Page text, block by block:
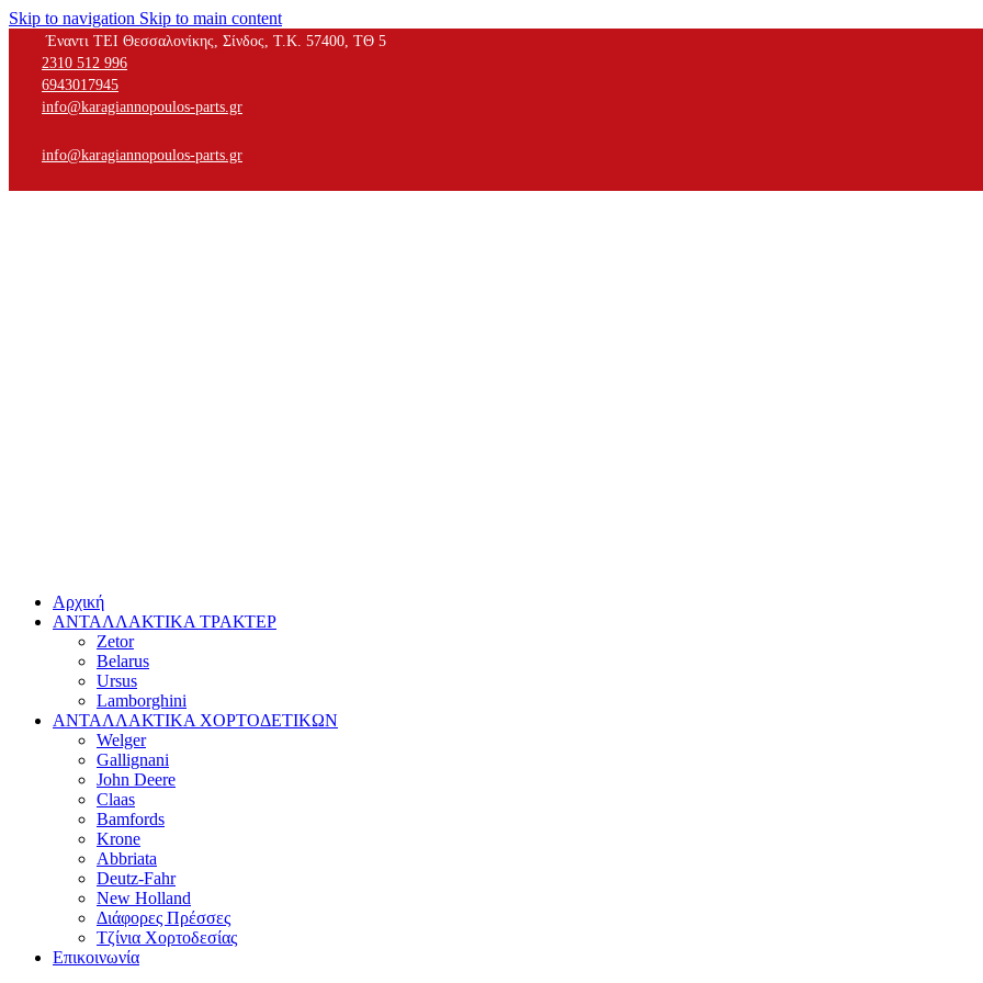
Skip to navigation Skip to main content
Έναντι ΤΕΙ Θεσσαλονίκης, Σίνδος, Τ.Κ. 57400, ΤΘ 5
2310 512 996
6943017945
info@karagiannopoulos-parts.gr
info@karagiannopoulos-parts.gr
Αρχική
ΑΝΤΑΛΛΑΚΤΙΚΑ ΤΡΑΚΤΕΡ
Zetor
Belarus
Ursus
Lamborghini
ΑΝΤΑΛΛΑΚΤΙΚΑ ΧΟΡΤΟΔΕΤΙΚΩΝ
Welger
Gallignani
John Deere
Claas
Bamfords
Krone
Abbriata
Deutz-Fahr
New Holland
Διάφορες Πρέσσες
Τζίνια Χορτοδεσίας
Επικοινωνία